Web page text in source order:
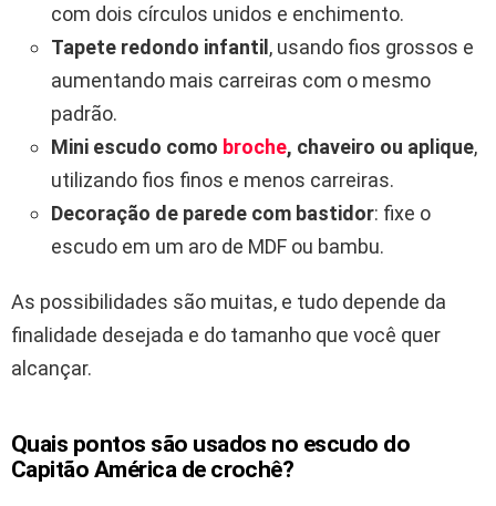
com dois círculos unidos e enchimento.
Tapete redondo infantil , usando fios grossos e
aumentando mais carreiras com o mesmo
padrão.
Mini escudo como broche, chaveiro ou aplique,
utilizando fios finos e menos carreiras.
Decoração de parede com bastidor: fixe o
escudo em um aro de MDF ou bambu.
As possibilidades são muitas, e tudo depende da
finalidade desejada e do tamanho que você quer
alcançar.
Quais pontos são usados no escudo do
Capitão América de crochê?